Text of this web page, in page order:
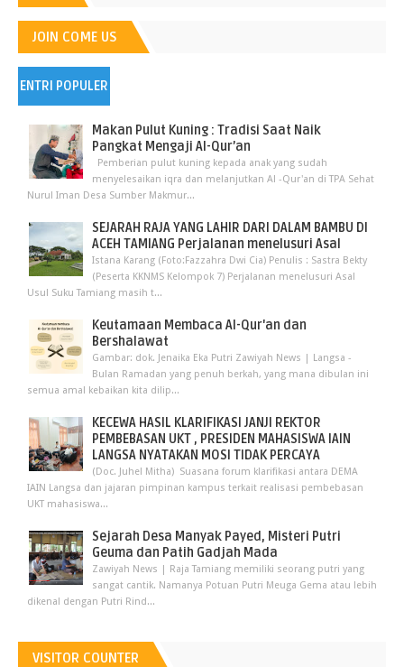
JOIN COME US
ENTRI POPULER
Makan Pulut Kuning : Tradisi Saat Naik
Pangkat Mengaji Al-Qur’an
Pemberian pulut kuning kepada anak yang sudah
menyelesaikan iqra dan melanjutkan Al -Qur'an di TPA Sehat
Nurul Iman Desa Sumber Makmur...
SEJARAH RAJA YANG LAHIR DARI DALAM BAMBU DI
ACEH TAMIANG Perjalanan menelusuri Asal
Istana Karang (Foto:Fazzahra Dwi Cia) Penulis : Sastra Bekty
(Peserta KKNMS Kelompok 7) Perjalanan menelusuri Asal
Usul Suku Tamiang masih t...
Keutamaan Membaca Al-Qur'an dan
Bershalawat
Gambar: dok. Jenaika Eka Putri Zawiyah News | Langsa -
Bulan Ramadan yang penuh berkah, yang mana dibulan ini
semua amal kebaikan kita dilip...
KECEWA HASIL KLARIFIKASI JANJI REKTOR
PEMBEBASAN UKT , PRESIDEN MAHASISWA IAIN
LANGSA NYATAKAN MOSI TIDAK PERCAYA
(Doc. Juhel Mitha) Suasana forum klarifikasi antara DEMA
IAIN Langsa dan jajaran pimpinan kampus terkait realisasi pembebasan
UKT mahasiswa...
Sejarah Desa Manyak Payed, Misteri Putri
Geuma dan Patih Gadjah Mada
Zawiyah News | Raja Tamiang memiliki seorang putri yang
sangat cantik. Namanya Potuan Putri Meuga Gema atau lebih
dikenal dengan Putri Rind...
VISITOR COUNTER